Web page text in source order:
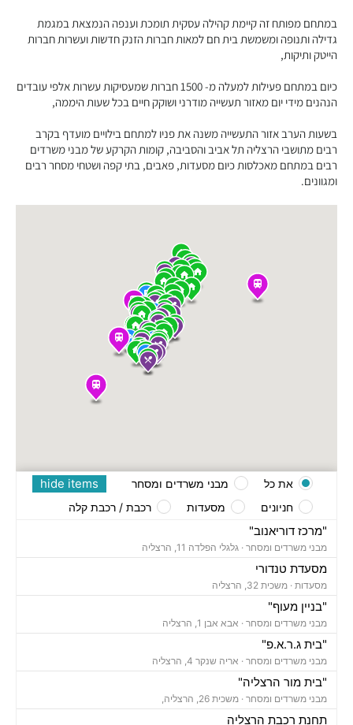
במתחם מפותח זה קיימת קהילה עסקית תומכת וענפה הנמצאת במגמת
גדילה ותנופה ומשמשת בית חם למאות חברות הזנק חדשות ועשרות חברות
הייטק ותיקות,
כיום במתחם פעילות למעלה מ- 1500 חברות שמעסיקות עשרות אלפי עובדים
הנהנים מידי יום מאזור תעשייה מודרני ושוקק חיים בכל שעות היממה,
בשעות הערב אזור התעשייה משנה את פניו למתחם בילויים מועדף בקרב
רבים מתושבי הרצליה תל אביב והסביבה, קומות הקרקע של מבני משרדים
רבים במתחם מאכלסות כיום מסעדות, פאבים, בתי קפה ושטחי מסחר רבים
ומגוונים.
"מרכז דוריאנוב"
מבני משרדים ומסחר · גלגלי הפלדה 11, הרצליה
מסעדת טנדורי
מסעדות · משכית 32, הרצליה
"בניין מעוף"
מבני משרדים ומסחר · אבא אבן 1, הרצליה
"בית ג.ר.א.פ"
מבני משרדים ומסחר · אריה שנקר 4, הרצליה
"בית מור הרצליה"
מבני משרדים ומסחר · משכית 26, הרצליה,
תחנת רכבת הרצליה
hide items את כל
מבני משרדים ומסחר
חניונים
מסעדות רכבת / רכבת קלה